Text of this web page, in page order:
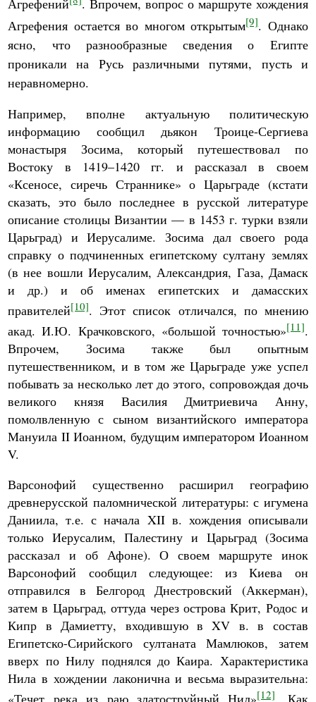
Агрефений
. Впрочем, вопрос о маршруте хождения
Агрефения остается во многом открытым[9]. Однако
ясно, что разнообразные сведения о Египте
проникали на Русь различными путями, пусть и
неравномерно.
Например, вполне актуальную политическую
информацию сообщил дьякон Троице-Сергиева
монастыря Зосима, который путешествовал по
Востоку в 1419–1420 гг. и рассказал в своем
«Ксеносе, сиречь Страннике» о Царьграде (кстати
сказать, это было последнее в русской литературе
описание столицы Византии — в 1453 г. турки взяли
Царьград) и Иерусалиме. Зосима дал своего рода
справку о подчиненных египетскому султану землях
(в нее вошли Иерусалим, Александрия, Газа, Дамаск
и др.) и об именах египетских и дамасских
правителей[10]. Этот список отличался, по мнению
акад. И.Ю. Крачковского, «большой точностью»[11].
Впрочем, Зосима также был опытным
путешественником, и в том же Царьграде уже успел
побывать за несколько лет до этого, сопровождая дочь
великого князя Василия Дмитриевича Анну,
помолвленную с сыном византийского императора
Мануила II Иоанном, будущим императором Иоанном
V.
Варсонофий существенно расширил географию
древнерусской паломнической литературы: с игумена
Даниила, т.е. с начала XII в. хождения описывали
только Иерусалим, Палестину и Царьград (Зосима
рассказал и об Афоне). О своем маршруте инок
Варсонофий сообщил следующее: из Киева он
отправился в Белгород Днестровский (Аккерман),
затем в Царьград, оттуда через острова Крит, Родос и
Кипр в Дамиетту, входившую в XV в. в состав
Египетско-Сирийского султаната Мамлюков, затем
вверх по Нилу поднялся до Каира. Характеристика
Нила в хождении лаконична и весьма выразительна:
«Течет река из раю златоструйный Нил»[12]. Как